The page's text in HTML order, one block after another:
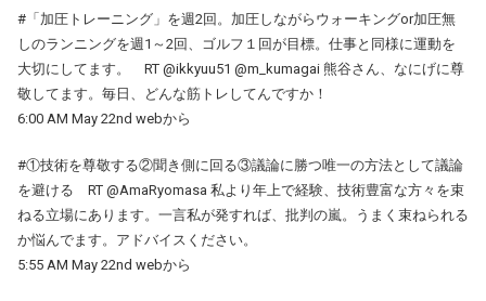
#「加圧トレーニング」を週2回。加圧しながらウォーキングor加圧無
しのランニングを週1～2回、ゴルフ１回が目標。仕事と同様に運動を
大切にしてます。 RT @ikkyuu51 @m_kumagai 熊谷さん、なにげに尊
敬してます。毎日、どんな筋トレしてんですか！
6:00 AM May 22nd webから
#①技術を尊敬する②聞き側に回る③議論に勝つ唯一の方法として議論
を避ける RT @AmaRyomasa 私より年上で経験、技術豊富な方々を束
ねる立場にあります。一言私が発すれば、批判の嵐。うまく束ねられる
か悩んでます。アドバイスください。
5:55 AM May 22nd webから